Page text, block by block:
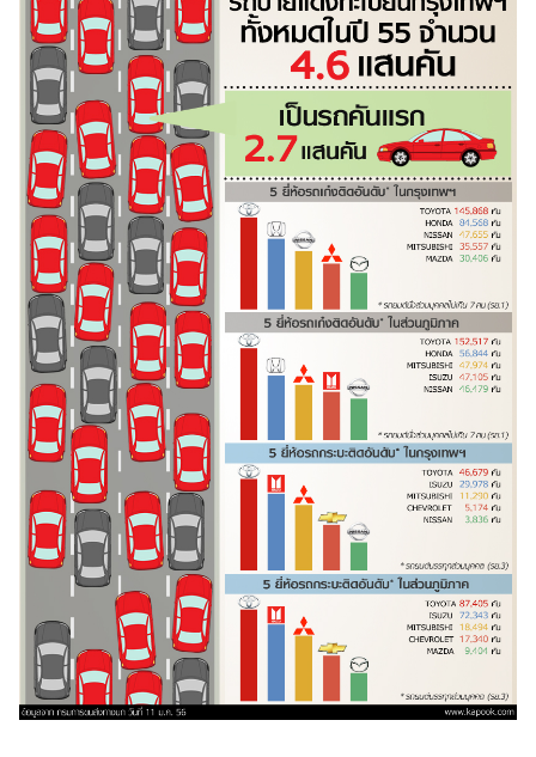
ละคร
บันเทิง
เกาหลี
ไลฟ์
ไตล์
ดูด
วง
ผู้
หญิง
ผู้ชาย
สุขภาพ
ท่อง
เที่ยว
สูตร
อาหาร
ช้อป
ปิ้ง